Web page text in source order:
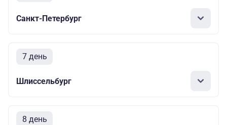
Санкт-Петербург
7 день
Шлиссельбург
8 день